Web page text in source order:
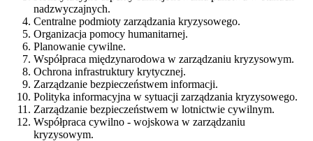
nadzwyczajnych.
Centralne podmioty zarządzania kryzysowego.
Organizacja pomocy humanitarnej.
Planowanie cywilne.
Współpraca międzynarodowa w zarządzaniu kryzysowym.
Ochrona infrastruktury krytycznej.
Zarządzanie bezpieczeństwem informacji.
Polityka informacyjna w sytuacji zarządzania kryzysowego.
Zarządzanie bezpieczeństwem w lotnictwie cywilnym.
Współpraca cywilno - wojskowa w zarządzaniu
kryzysowym.